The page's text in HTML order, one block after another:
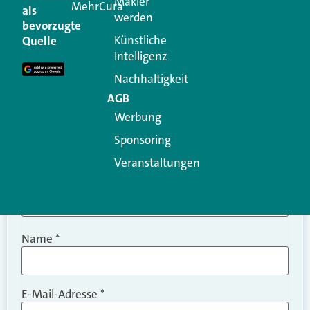
Ihre E-Mail-Adresse wird nicht veröffentlicht.
Erforderliche Felder sind mit
Kommentar
Name *
E-Mail-Adresse *
als
bevorzugte
Quelle
MehrCura
werden
Künstliche
Intelligenz
Nachhaltigkeit
AGB
Werbung
Sponsoring
Veranstaltungen